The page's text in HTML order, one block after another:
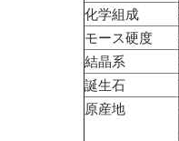
化学組成
モース硬度
結晶系
誕生石
原産地